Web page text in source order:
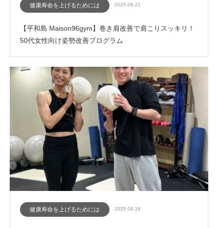
健康寿命を上げるためには 2025.08.21
【平和島 Maison96gym】巻き肩改善で肩こりスッキリ！
50代女性向け姿勢改善プログラム
健康寿命を上げるためには 2025.08.18